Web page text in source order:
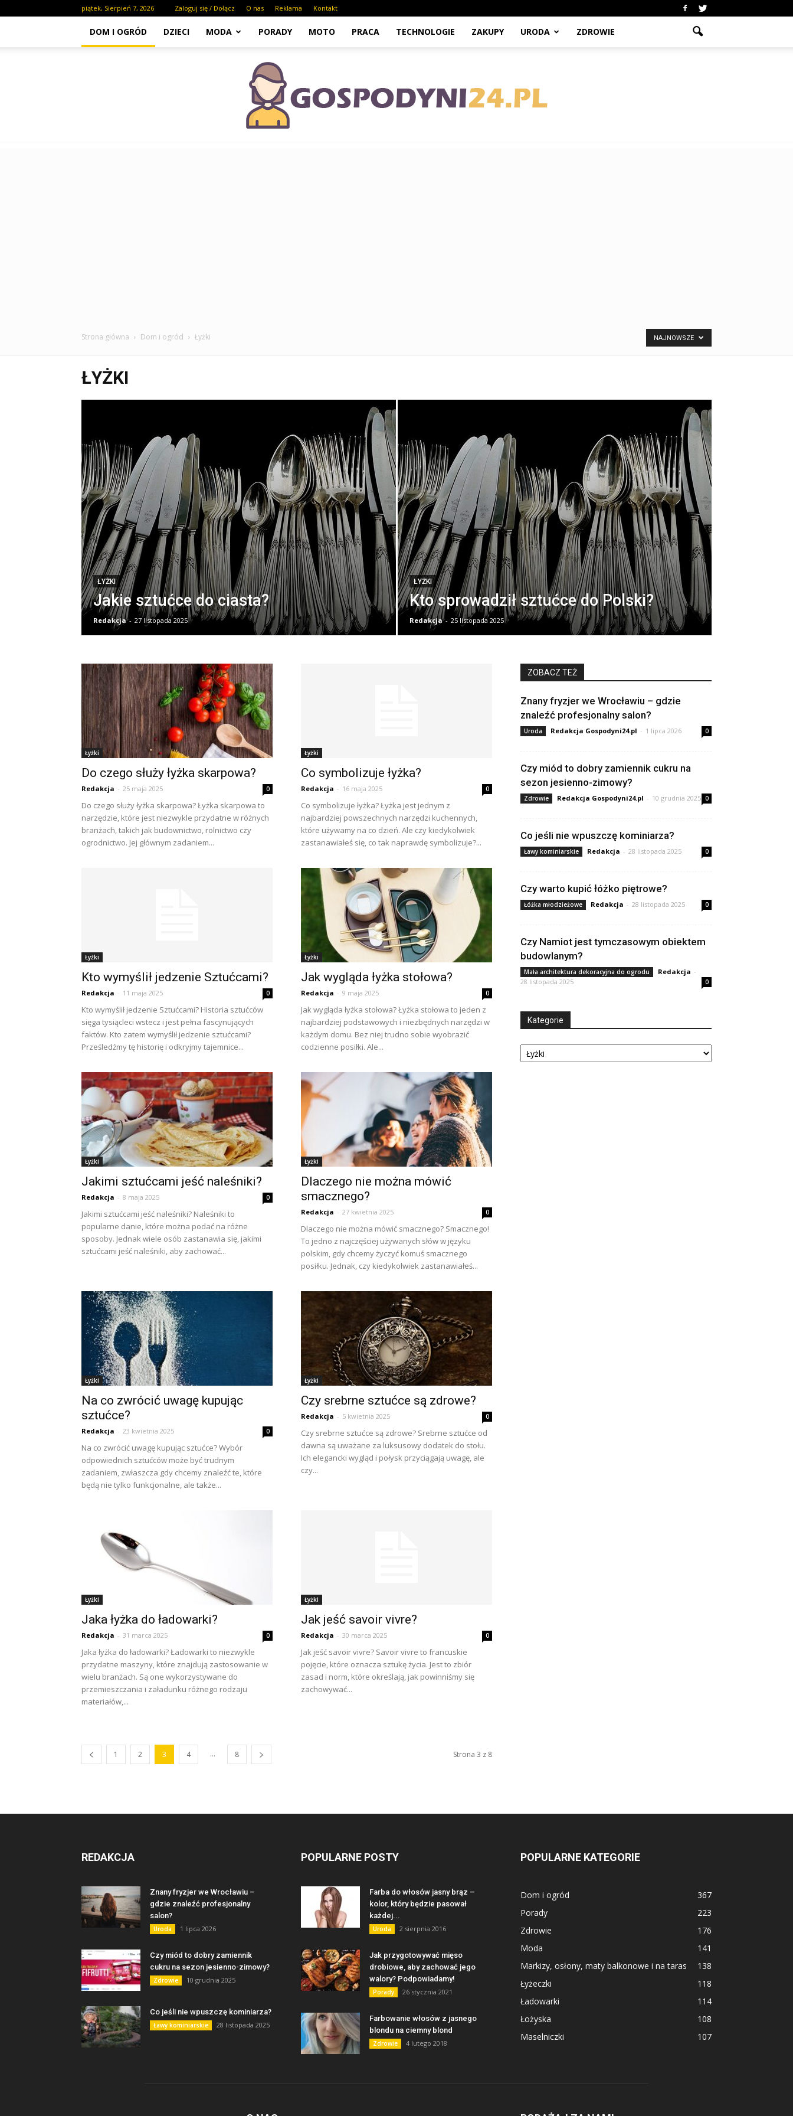
piątek, Sierpień 7, 2026 Zaloguj się / Dołącz O nas Reklama Kontakt
DOM I OGRÓD DZIECI MODA PORADY MOTO PRACA TECHNOLOGIE ZAKUPY URODA ZDROWIE
Strona główna Dom i ogród Łyżki NAJNOWSZE
ŁYŻKI
ŁYŻKI
Jakie sztućce do ciasta?
Redakcja - 27 listopada 2025
ŁYŻKI
Kto sprowadził sztućce do Polski?
Redakcja - 25 listopada 2025
Łyżki
Do czego służy łyżka skarpowa?
Redakcja - 25 maja 2025 0
Do czego służy łyżka skarpowa? Łyżka skarpowa to
narzędzie, które jest niezwykle przydatne w różnych
branżach, takich jak budownictwo, rolnictwo czy
ogrodnictwo. Jej głównym zadaniem...
Łyżki
Co symbolizuje łyżka?
Redakcja - 16 maja 2025 0
Co symbolizuje łyżka? Łyżka jest jednym z
najbardziej powszechnych narzędzi kuchennych,
które używamy na co dzień. Ale czy kiedykolwiek
zastanawiałeś się, co tak naprawdę symbolizuje?...
Łyżki
Kto wymyślił jedzenie Sztućcami?
Redakcja - 11 maja 2025 0
Kto wymyślił jedzenie Sztućcami? Historia sztućców
sięga tysiącleci wstecz i jest pełna fascynujących
faktów. Kto zatem wymyślił jedzenie sztućcami?
Prześledźmy tę historię i odkryjmy tajemnice...
Łyżki
Jak wygląda łyżka stołowa?
Redakcja - 9 maja 2025 0
Jak wygląda łyżka stołowa? Łyżka stołowa to jeden z
najbardziej podstawowych i niezbędnych narzędzi w
każdym domu. Bez niej trudno sobie wyobrazić
codzienne posiłki. Ale...
Łyżki
Jakimi sztućcami jeść naleśniki?
Redakcja - 8 maja 2025 0
Jakimi sztućcami jeść naleśniki? Naleśniki to
popularne danie, które można podać na różne
sposoby. Jednak wiele osób zastanawia się, jakimi
sztućcami jeść naleśniki, aby zachować...
Łyżki
Dlaczego nie można mówić
smacznego?
Redakcja - 27 kwietnia 2025 0
Dlaczego nie można mówić smacznego? Smacznego!
To jedno z najczęściej używanych słów w języku
polskim, gdy chcemy życzyć komuś smacznego
posiłku. Jednak, czy kiedykolwiek zastanawiałeś...
Łyżki
Na co zwrócić uwagę kupując
sztućce?
Redakcja - 23 kwietnia 2025 0
Na co zwrócić uwagę kupując sztućce? Wybór
odpowiednich sztućców może być trudnym
zadaniem, zwłaszcza gdy chcemy znaleźć te, które
będą nie tylko funkcjonalne, ale także...
Łyżki
Czy srebrne sztućce są zdrowe?
Redakcja - 5 kwietnia 2025 0
Czy srebrne sztućce są zdrowe? Srebrne sztućce od
dawna są uważane za luksusowy dodatek do stołu.
Ich elegancki wygląd i połysk przyciągają uwagę, ale
czy...
Łyżki
Jaka łyżka do ładowarki?
Redakcja - 31 marca 2025 0
Jaka łyżka do ładowarki? Ładowarki to niezwykle
przydatne maszyny, które znajdują zastosowanie w
wielu branżach. Są one wykorzystywane do
przemieszczania i załadunku różnego rodzaju
materiałów,...
Łyżki
Jak jeść savoir vivre?
Redakcja - 30 marca 2025 0
Jak jeść savoir vivre? Savoir vivre to francuskie
pojęcie, które oznacza sztukę życia. Jest to zbiór
zasad i norm, które określają, jak powinniśmy się
zachowywać...
1 2 3 4 ... 8 Strona 3 z 8
ZOBACZ TEŻ
Znany fryzjer we Wrocławiu – gdzie
znaleźć profesjonalny salon?
Uroda Redakcja Gospodyni24.pl - 1 lipca 2026 0
Czy miód to dobry zamiennik cukru na
sezon jesienno-zimowy?
Zdrowie Redakcja Gospodyni24.pl - 10 grudnia 2025 0
Co jeśli nie wpuszczę kominiarza?
Ławy kominiarskie Redakcja - 28 listopada 2025 0
Czy warto kupić łóżko piętrowe?
Łóżka młodzieżowe Redakcja - 28 listopada 2025 0
Czy Namiot jest tymczasowym obiektem
budowlanym?
Mała architektura dekoracyjna do ogrodu Redakcja -
28 listopada 2025
0
Kategorie
Kategorie
REDAKCJA
Znany fryzjer we Wrocławiu –
gdzie znaleźć profesjonalny
salon?
Uroda 1 lipca 2026
Czy miód to dobry zamiennik
cukru na sezon jesienno-zimowy?
Zdrowie 10 grudnia 2025
Co jeśli nie wpuszczę kominiarza?
Ławy kominiarskie 28 listopada 2025
POPULARNE POSTY
Farba do włosów jasny brąz –
kolor, który będzie pasował
każdej...
Uroda 2 sierpnia 2016
Jak przygotowywać mięso
drobiowe, aby zachować jego
walory? Podpowiadamy!
Porady 26 stycznia 2021
Farbowanie włosów z jasnego
blondu na ciemny blond
Zdrowie 4 lutego 2018
POPULARNE KATEGORIE
Dom i ogród
367
Porady
223
Zdrowie
176
Moda
141
Markizy, osłony, maty balkonowe i na taras
138
Łyżeczki
118
Ładowarki
114
Łożyska
108
Maselniczki
107